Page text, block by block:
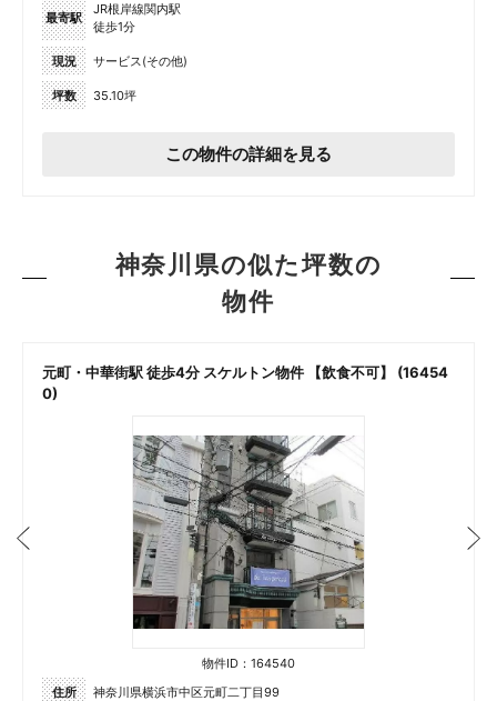
最寄駅
JR根岸線関内駅
徒歩1分
現況 サービス(その他)
坪数 35.10坪
この物件の詳細を見る
神奈川県の似た坪数の
物件
元町・中華街駅 徒歩4分 スケルトン物件 【飲食不可】 (16454
0)
物件ID：164540
住所
神奈川県横浜市中区元町二丁目99